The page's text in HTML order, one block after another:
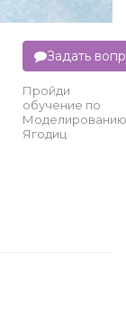
Задать
Пройди
обучение по
Моделированию
Ягодиц